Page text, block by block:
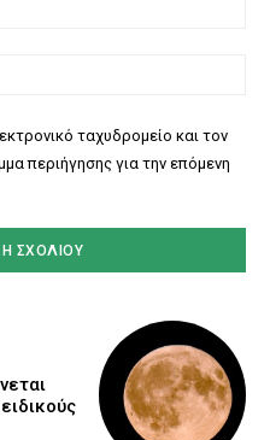
ταχυδρομείο και τον
περιήγησης για την επόμενη